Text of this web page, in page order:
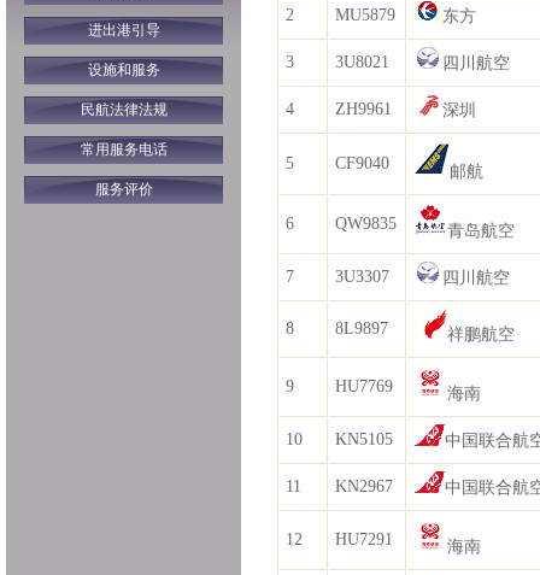
进出港引导
设施和服务
民航法律法规
常用服务电话
服务评价
2 MU5879 东方
3 3U8021 四川航空
4 ZH9961 深圳
5 CF9040 邮航
6 QW9835 青岛航空
7 3U3307 四川航空
8 8L9897 祥鹏航空
9 HU7769 海南
10 KN5105 中国联合航
11 KN2967 中国联合航
12 HU7291 海南